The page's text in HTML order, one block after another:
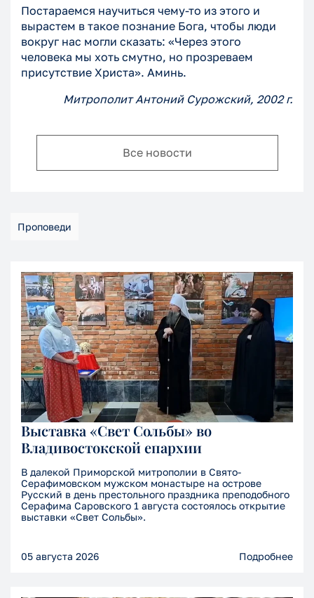
Постараемся научиться чему-то из этого и
вырастем в такое познание Бога, чтобы люди
вокруг нас могли сказать: «Через этого
человека мы хоть смутно, но прозреваем
присутствие Христа». Аминь.
Митрополит Антоний Сурожский, 2002 г.
Все новости
Проповеди
Выставка «Свет Сольбы» во
Владивостокской епархии
В далекой Приморской митрополии в Свято-
Серафимовском мужском монастыре на острове
Русский в день престольного праздника преподобного
Серафима Саровского 1 августа состоялось открытие
выставки «Свет Сольбы».
05 августа 2026 Подробнее